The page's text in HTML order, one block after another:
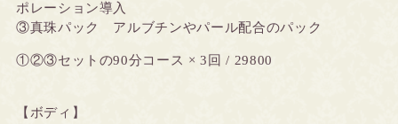
ポレーション導入
③真珠パック アルブチンやパール配合のパック
①②③セットの90分コース × 3回 / 29800
【ボディ】